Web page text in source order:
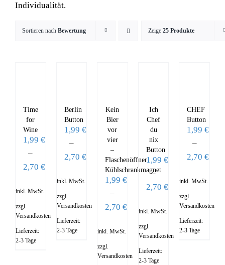
Individualität.
Sortieren nach Bewertung Zeige 25 Produkte
Time
for
Wine
1,99 €
–
2,70 €
inkl. MwSt.
zzgl.
Versandkosten
Lieferzeit:
2-3 Tage
Berlin
Button
1,99 €
–
2,70 €
inkl. MwSt.
zzgl.
Versandkosten
Lieferzeit:
2-3 Tage
Kein
Bier
vor
vier
–
Flaschenöffner
Kühlschrankmagnet
1,99€
–
2,70€
inkl. MwSt.
zzgl.
Versandkosten
Ich
Chef
du
nix
Button
1,99 €
–
2,70 €
inkl. MwSt.
zzgl.
Versandkosten
Lieferzeit:
2-3 Tage
CHEF
Button
1,99€
–
2,70€
inkl. MwSt.
zzgl.
Versandkosten
Lieferzeit:
2-3 Tage